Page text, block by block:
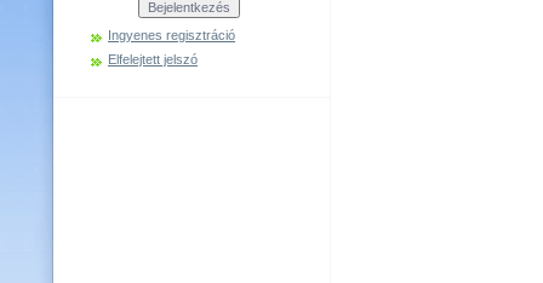
Ingyenes regisztráció
Elfelejtett jelszó